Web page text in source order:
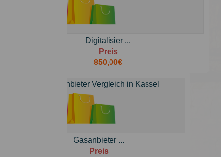
Digitalisier ...
Preis
850,00€
Gasanbieter ...
Preis